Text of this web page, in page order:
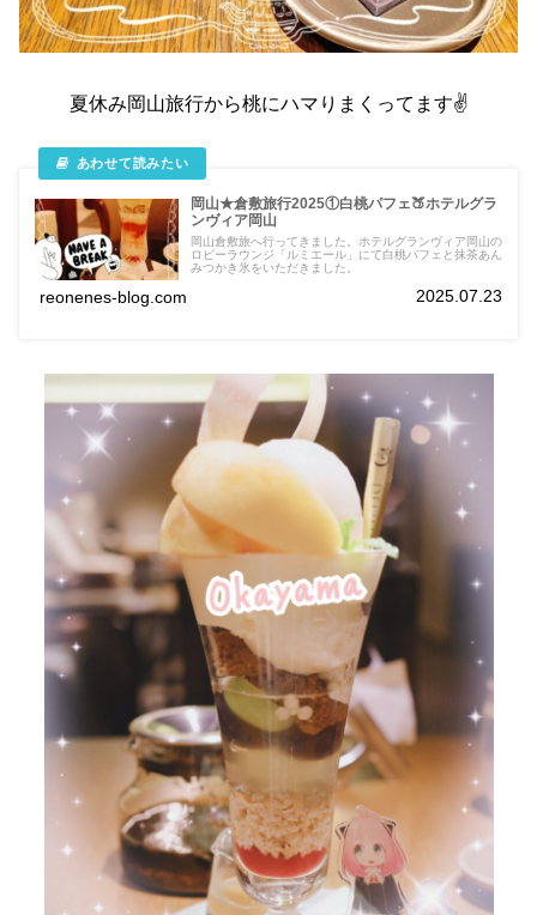
夏休み岡山旅行から桃にハマりまくってます✌️
岡山★倉敷旅行2025①白桃パフェ🍑ホテルグラ
ンヴィア岡山
岡山倉敷旅へ行ってきました。ホテルグランヴィア岡山の
ロビーラウンジ「ルミエール」にて白桃パフェと抹茶あん
みつかき氷をいただきました。
reonenes-blog.com 2025.07.23